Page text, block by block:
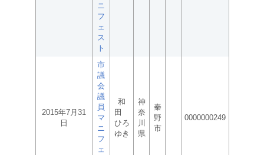
ニ
フ
ェ
ス
ト
2015年7月31
日
市
議
会
議
員
マ
ニ
フ
ェ
和
田
ひろ
ゆき
神
奈
川
県
秦
野
市
0000000249